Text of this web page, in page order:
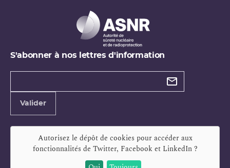
S'abonner à nos lettres d'information
Types de
Valider
Autorisez le dépôt de cookies pour accéder aux
fonctionnalités de Twitter, Facebook et LinkedIn?